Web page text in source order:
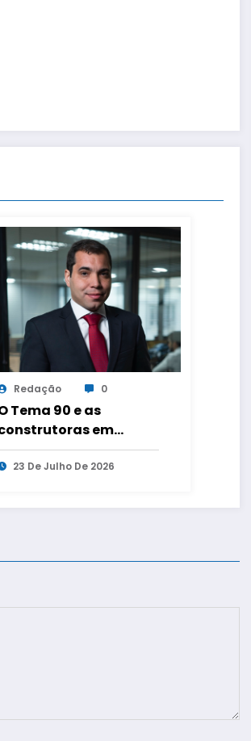
Redação 0
Tema 90 e as
em
judicial
23 De Julho De 2026